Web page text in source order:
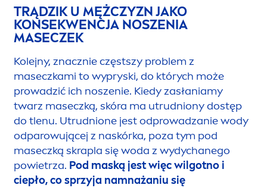
TRĄDZIK U MĘŻCZYZN JAKO
KONSEKWENCJA NOSZENIA
MASECZEK
Kolejny, znacznie częstszy problem z
maseczkami to wypryski, do których może
prowadzić ich noszenie. Kiedy zasłaniamy
twarz maseczką, skóra ma utrudniony dostęp
do tlenu. Utrudnione jest odprowadzanie wody
odparowującej z naskórka, poza tym pod
maseczką skrapla się woda z wydychanego
powietrza. Pod maską jest więc wilgotno i
ciepło, co sprzyja namnażaniu się